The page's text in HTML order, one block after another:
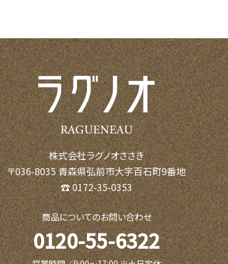
株式会社ラグノオささき
〒036-8035 青森県弘前市大字百石町9番地
☎ 0172-35-0353
商品についてのお問い合わせ
0120-55-6322